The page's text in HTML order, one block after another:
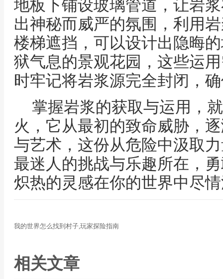
地板下铺设玻璃管道，让岩
出神秘而威严的氛围，利用
楼梯遮挡，可以设计出隐晦
狱气息的景观花园，这些运
时牢记将岩浆源完全封闭，
掌握岩浆的获取与运用，
火，它从最初的致命威胁，
与艺术，这份从危险中汲取
最迷人的挑战与乐趣所在，
炽热的灵感在你的世界中尽
我的世界怎么找到村子,玩家探险指南
相关文章